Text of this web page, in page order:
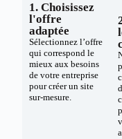
1. Choisissez
l'offre
adaptée
Sélectionnez l’offre
qui correspond le
mieux aux besoins
de votre entreprise
pour créer un site
sur-mesure.